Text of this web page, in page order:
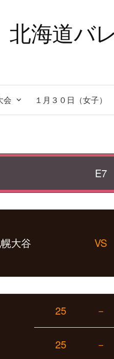
北海道バ
会 １月３０日（女子）
E7
大谷 VS
25 －
25 －